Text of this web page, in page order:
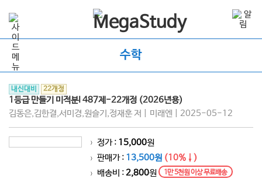
수학
내신대비 22개정
1등급 만들기 미적분I 487제-22개정 (2026년용)
김동은,김한결,서미경,원슬기,정재훈 저 | 미래엔 | 2025-05-12
> 정가 : 15,000원
> 판매가 : 13,500원 (10%↓)
> 배송비 :2,800원 1만 5천원 이상 무료배송